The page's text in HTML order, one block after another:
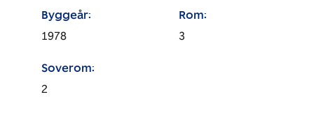
Byggeår:
1978
Rom:
3
Soverom:
2